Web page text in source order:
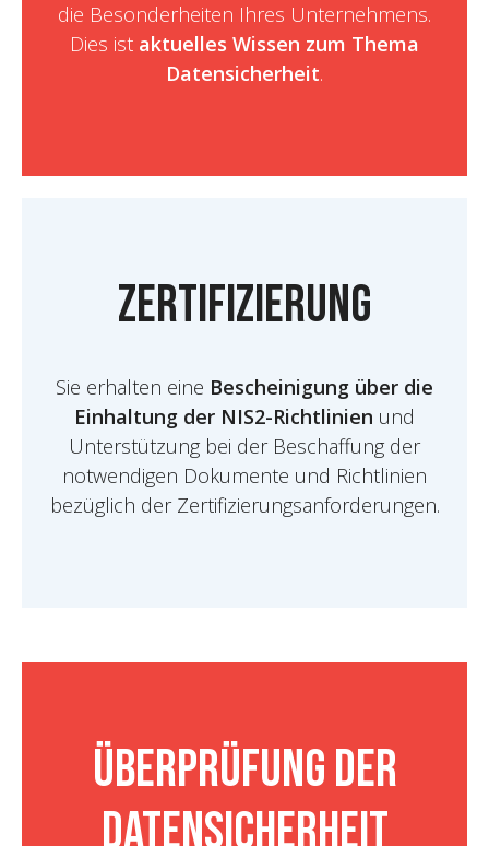
die Besonderheiten Ihres Unternehmens.
Dies ist aktuelles Wissen zum Thema
Datensicherheit.
Zertifizierung
Sie erhalten eine Bescheinigung über die
Einhaltung der NIS2-Richtlinien und
Unterstützung bei der Beschaffung der
notwendigen Dokumente und Richtlinien
bezüglich der Zertifizierungsanforderungen.
Überprüfung der
Datensicherheit